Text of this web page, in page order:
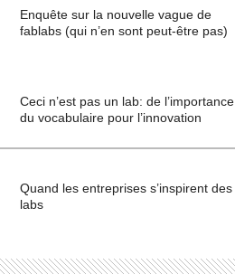
Enquête sur la nouvelle vague de
fablabs (qui n’en sont peut-être pas)
Ceci n’est pas un lab: de l’importance
du vocabulaire pour l’innovation
Quand les entreprises s’inspirent des
labs